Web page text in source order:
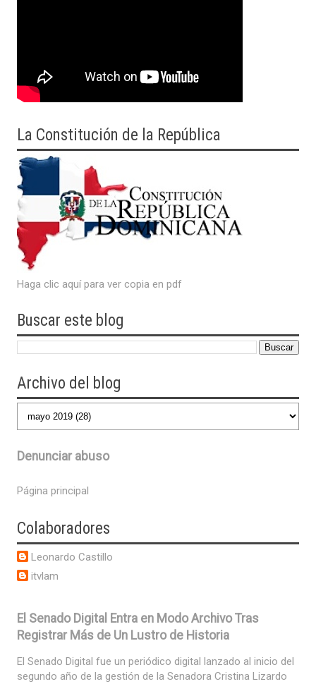
La Constitución de la República
Haga clic aquí para ver copia en pdf
Buscar este blog
Archivo del blog
Denunciar abuso
Página principal
Colaboradores
Leonardo Castillo
itvlam
El Senado Digital Entra en Modo Archivo Tras
Registrar Más de Un Lustro de Historia
El Senado Digital fue un periódico digital lanzado al inicio del
segundo año de la gestión de la Senadora Cristina Lizardo